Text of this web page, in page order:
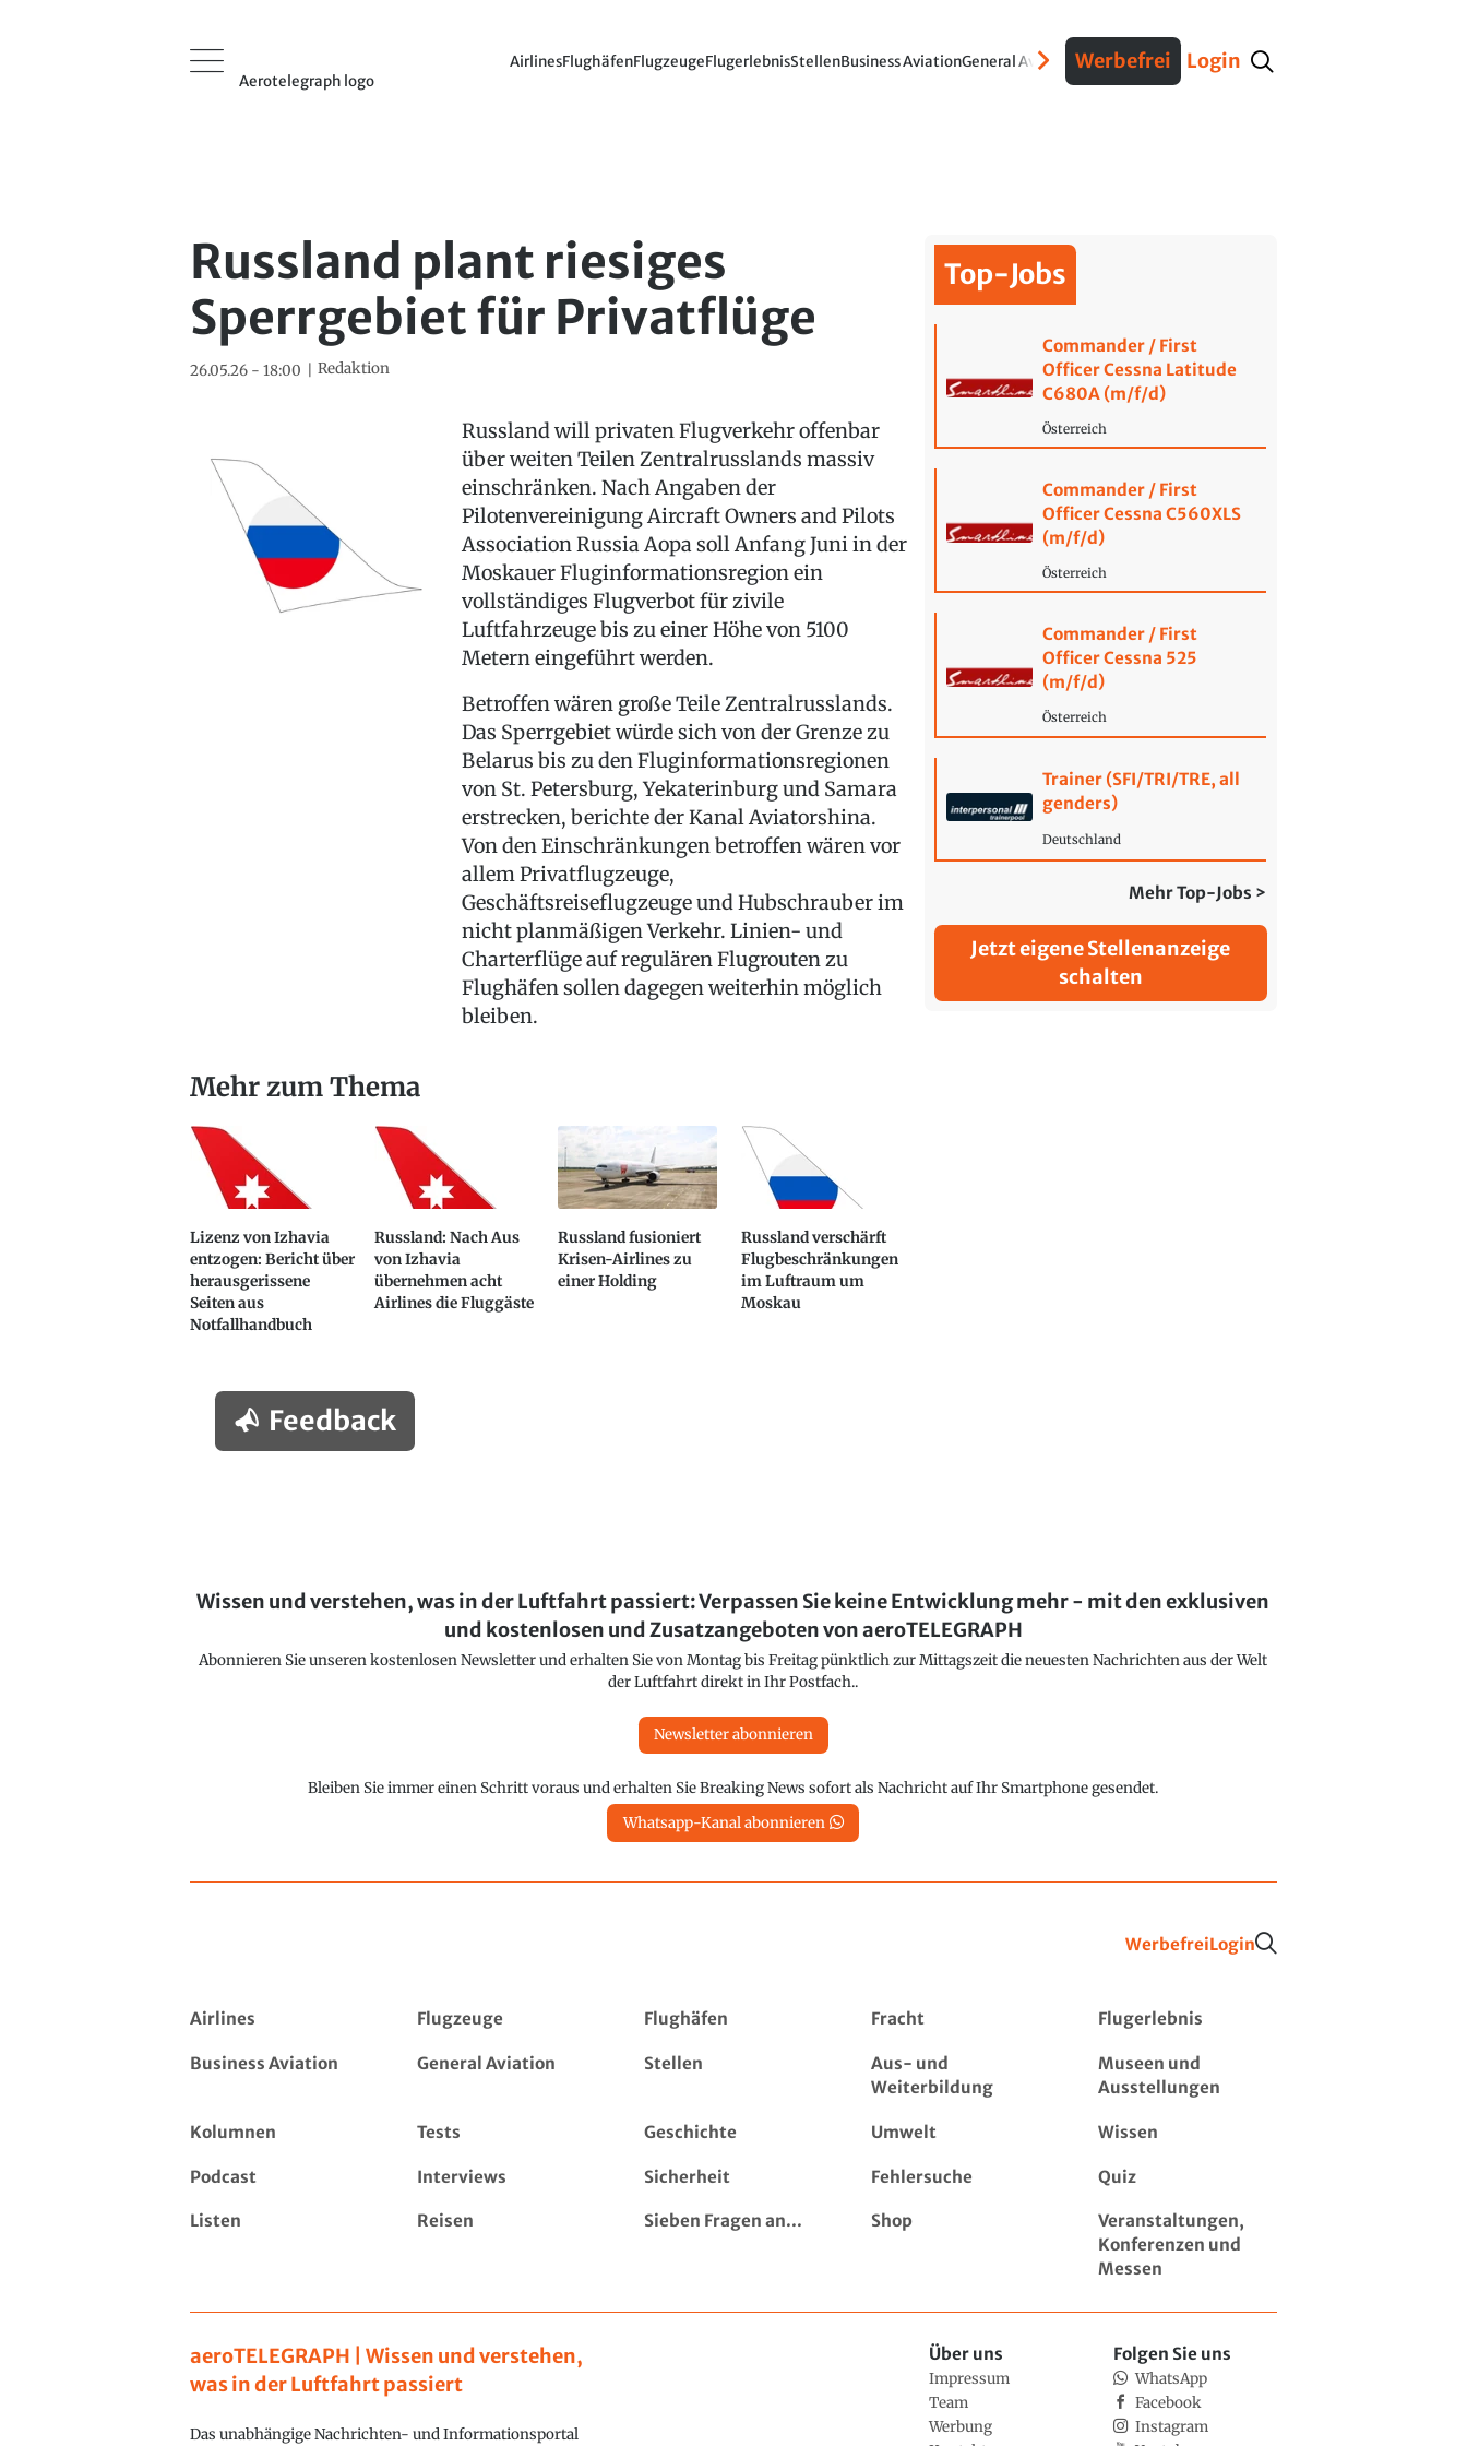
Aerotelegraph logo
AirlinesFlughäfenFlugzeugeFlugerlebnisStellenBusiness AviationGeneral AviationVerteidigungInterviews Fracht
Werbefrei Login
Russland plant riesiges
Sperrgebiet für Privatflüge
26.05.26 - 18:00 Redaktion
Russland will privaten Flugverkehr offenbar
über weiten Teilen Zentralrusslands massiv
einschränken. Nach Angaben der
Pilotenvereinigung Aircraft Owners and Pilots
Association Russia Aopa soll Anfang Juni in der
Moskauer Fluginformationsregion ein
vollständiges Flugverbot für zivile
Luftfahrzeuge bis zu einer Höhe von 5100
Metern eingeführt werden.
Betroffen wären große Teile Zentralrusslands.
Das Sperrgebiet würde sich von der Grenze zu
Belarus bis zu den Fluginformationsregionen
von St. Petersburg, Yekaterinburg und Samara
erstrecken, berichte der Kanal Aviatorshina.
Von den Einschränkungen betroffen wären vor
allem Privatflugzeuge,
Geschäftsreiseflugzeuge und Hubschrauber im
nicht planmäßigen Verkehr. Linien- und
Charterflüge auf regulären Flugrouten zu
Flughäfen sollen dagegen weiterhin möglich
bleiben.
Mehr zum Thema
Lizenz von Izhavia
entzogen: Bericht über
herausgerissene
Seiten aus
Notfallhandbuch
Russland: Nach Aus
von Izhavia
übernehmen acht
Airlines die Fluggäste
Russland fusioniert
Krisen-Airlines zu
einer Holding
Russland verschärft
Flugbeschränkungen
im Luftraum um
Moskau
Feedback
Top-Jobs
Commander / First
Officer Cessna Latitude
C680A (m/f/d)
Österreich
Commander / First
Officer Cessna C560XLS
(m/f/d)
Österreich
Commander / First
Officer Cessna 525
(m/f/d)
Österreich
Trainer (SFI/TRI/TRE, all
genders)
Deutschland
Mehr Top-Jobs >
Jetzt eigene Stellenanzeige
schalten
Wissen und verstehen, was in der Luftfahrt passiert: Verpassen Sie keine Entwicklung mehr - mit den exklusiven
und kostenlosen und Zusatzangeboten von aeroTELEGRAPH
Abonnieren Sie unseren kostenlosen Newsletter und erhalten Sie von Montag bis Freitag pünktlich zur Mittagszeit die neuesten Nachrichten aus der Welt
der Luftfahrt direkt in Ihr Postfach..
Newsletter abonnieren
Bleiben Sie immer einen Schritt voraus und erhalten Sie Breaking News sofort als Nachricht auf Ihr Smartphone gesendet.
Whatsapp-Kanal abonnieren
WerbefreiLogin
Airlines Flugzeuge Flughäfen Fracht Flugerlebnis
Business Aviation General Aviation Stellen
Aus- und
Weiterbildung
Museen und
Ausstellungen
Kolumnen Tests Geschichte Umwelt Wissen
Podcast Interviews Sicherheit Fehlersuche Quiz
Listen Reisen Sieben Fragen an... Shop
Veranstaltungen,
Konferenzen und
Messen
aeroTELEGRAPH | Wissen und verstehen,
was in der Luftfahrt passiert
Das unabhängige Nachrichten- und Informationsportal
Über uns
Impressum
Team
Werbung
Folgen Sie uns
WhatsApp
Facebook
Instagram